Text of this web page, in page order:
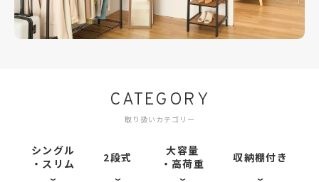
CATEGORY
取り扱いカテゴリー
シングル
・スリム
2段式
大容量
・高荷重
収納棚付き